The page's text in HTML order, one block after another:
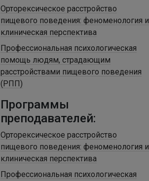
Орторексическое расстройство
пищевого поведения: феноменология и
клиническая перспектива
Профессиональная психологическая
помощь людям, страдающим
расстройствами пищевого поведения
(РПП)
Программы
преподавателей:
Орторексическое расстройство
пищевого поведения: феноменология и
клиническая перспектива
Профессиональная психологическая